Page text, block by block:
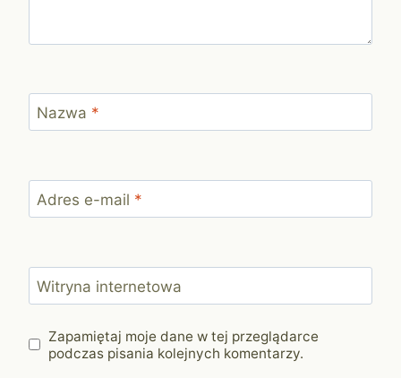
Nazwa *
Adres e-mail *
Witryna internetowa
Zapamiętaj moje dane w tej przeglądarce
podczas pisania kolejnych komentarzy.